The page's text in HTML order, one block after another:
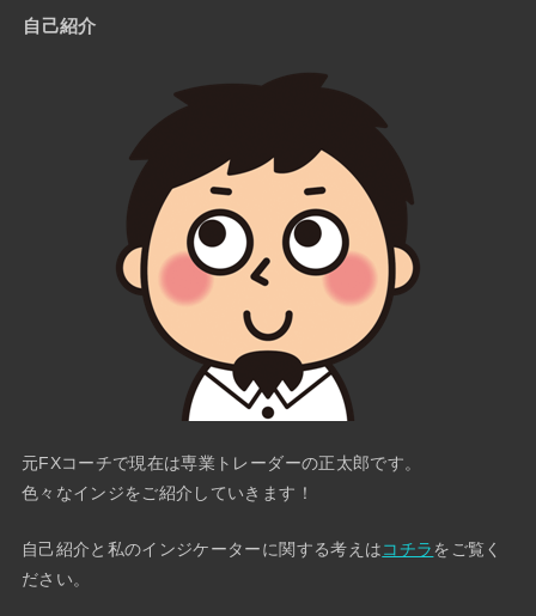
自己紹介
元FXコーチで現在は専業トレーダーの正太郎です。
色々なインジをご紹介していきます！
自己紹介と私のインジケーターに関する考えはコチラをご覧く
ださい。